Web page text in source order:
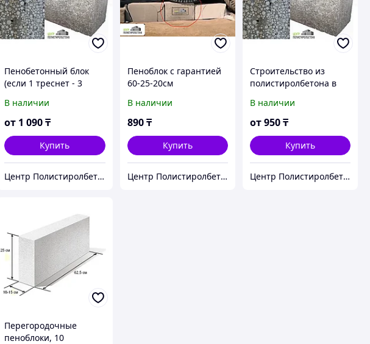
Пенобетонный блок
(если 1 треснет - 3
В наличии
от 1 090₸
Купить
Центр Полистиролбетона в Алматы - полистиролбетон, пеноблок, теплоблок, газоблок
Пеноблок с гарантией
60-25-20см
В наличии
890 ₸
Купить
Центр Полистиролбетона в Алматы - полистиролбетон, пеноблок, теплоблок, газоблок
Строительство из
полистиролбетона в
В наличии
от950₸
Купить
Центр Полистиролбетона в Алматы - полистиролбетон, пеноблок, теплоблок, газоблок
Перегородочные
пеноблоки, 10